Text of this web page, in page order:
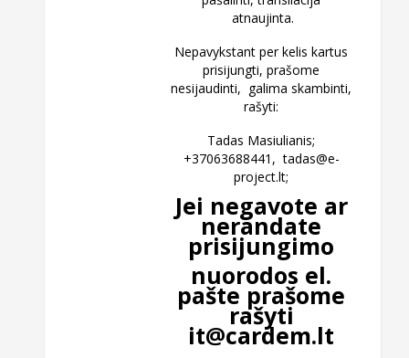
atnaujinta.
Nepavykstant per kelis kartus
prisijungti, prašome
nesijaudinti, galima skambinti,
rašyti:
Tadas Masiulianis;
+37063688441,tadas@e-
project.lt;
Jei negavote ar
nerandate
prisijungimo
nuorodos el.
pašte prašome
rašyti
it@cardem.lt